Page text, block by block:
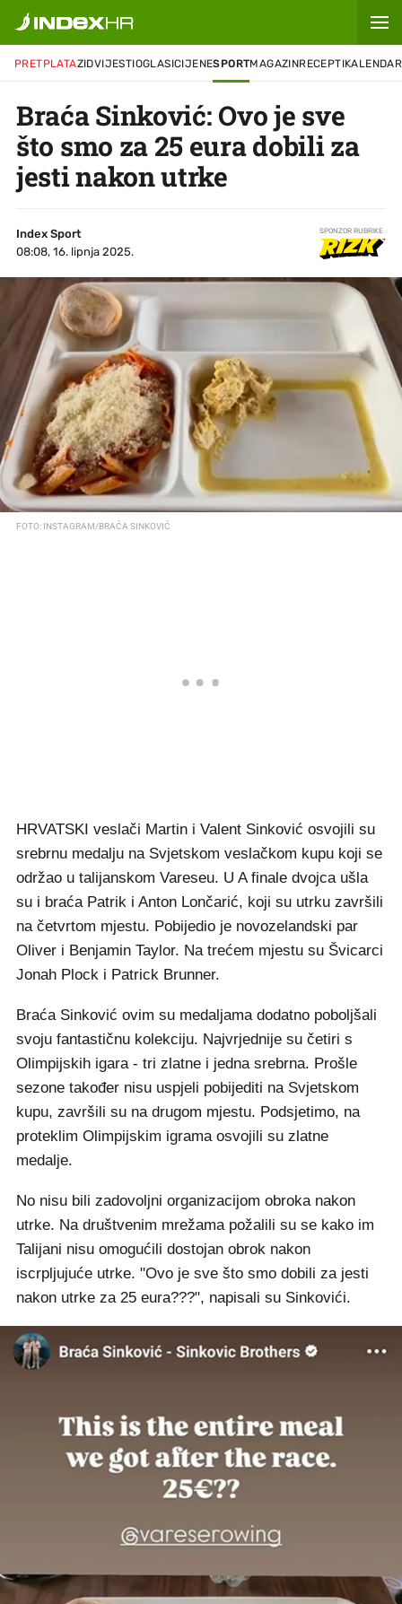
PRETPLATAZIDVIJESTIOGLASICIJENESPORTMAGAZINRECEPTIKALENDAR
Braća Sinković: Ovo je sve
što smo za 25 eura dobili za
jesti nakon utrke
Index Sport
08:08, 16. lipnja 2025.
SPONZOR RUBRIKE
FOTO: INSTAGRAM/BRAĆA SINKOVIĆ
HRVATSKI veslači Martin i Valent Sinković osvojili su
srebrnu medalju na Svjetskom veslačkom kupu koji se
održao u talijanskom Vareseu. U A finale dvojca ušla
su i braća Patrik i Anton Lončarić, koji su utrku završili
na četvrtom mjestu. Pobijedio je novozelandski par
Oliver i Benjamin Taylor. Na trećem mjestu su Švicarci
Jonah Plock i Patrick Brunner.
Braća Sinković ovim su medaljama dodatno poboljšali
svoju fantastičnu kolekciju. Najvrjednije su četiri s
Olimpijskih igara - tri zlatne i jedna srebrna. Prošle
sezone također nisu uspjeli pobijediti na Svjetskom
kupu, završili su na drugom mjestu. Podsjetimo, na
proteklim Olimpijskim igrama osvojili su zlatne
medalje.
No nisu bili zadovoljni organizacijom obroka nakon
utrke. Na društvenim mrežama požalili su se kako im
Talijani nisu omogućili dostojan obrok nakon
iscrpljujuće utrke. "Ovo je sve što smo dobili za jesti
nakon utrke za 25 eura???", napisali su Sinkovići.